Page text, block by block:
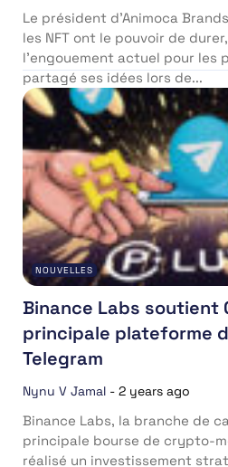
Le président d’Animoca
les NFT ont le pouvoir de
l’engouement actuel pour les
partagé ses idées lors de...
NOUVELLES
Binance Labs soutient
principale plateforme
Telegram
Nynu V Jamal - 2 years ago
Binance Labs, la branche de
principale bourse de crypto-
réalisé un investissement